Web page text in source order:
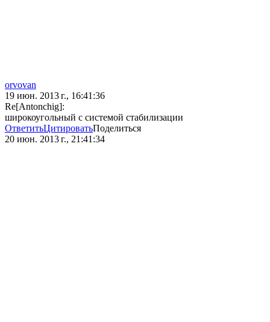
orvovan
19 июн. 2013 г., 16:41:36
Re[Antonchig]:
широкоугольный с системой стабилизации
ОтветитьЦитироватьПоделиться
20 июн. 2013 г., 21:41:34